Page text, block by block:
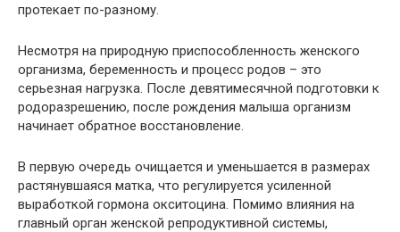
протекает по-разному.
Несмотря на природную приспособленность женского
организма, беременность и процесс родов – это
серьезная нагрузка. После девятимесячной подготовки к
родоразрешению, после рождения малыша организм
начинает обратное восстановление.
В первую очередь очищается и уменьшается в размерах
растянувшаяся матка, что регулируется усиленной
выработкой гормона окситоцина. Помимо влияния на
главный орган женской репродуктивной системы,